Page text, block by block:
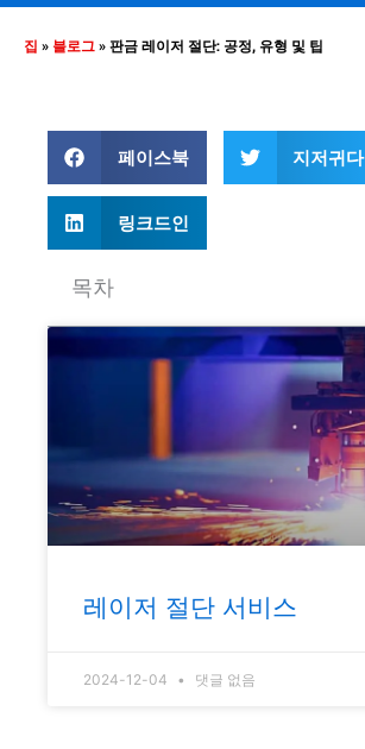
집 » 블로그»판금 레이저 절단: 공정, 유형 및 팁
페이스북 지저귀다
링크드인
목차
레이저 절단 서비스
2024-12-04 댓글 없음